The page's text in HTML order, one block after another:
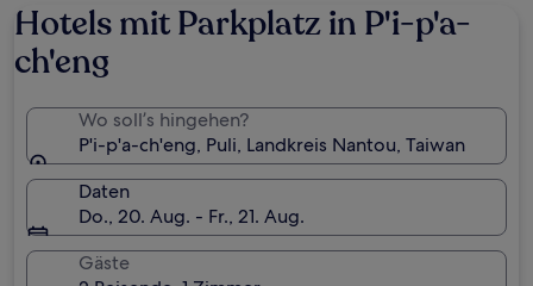
Hotels mit Parkplatz in P'i-p'a-
ch'eng
Wo soll’s hingehen?
P'i-p'a-ch'eng, Puli, Landkreis Nantou, Taiwan
Daten
Do., 20. Aug. - Fr., 21. Aug.
Gäste